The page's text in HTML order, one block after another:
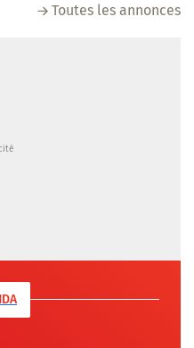
Toutes les annonces